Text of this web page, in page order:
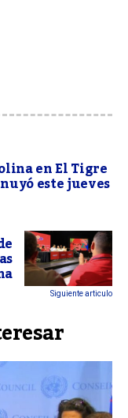
en El Tigre
este jueves
Siguiente articulo